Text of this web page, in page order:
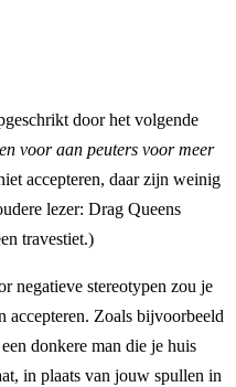
door het volgende
voor aan peuters voor meer
accepteren, daar zijn weinig
lezer: Drag Queens
travestiet.)
negatieve stereotypen zou je
accepteren. Zoals bijvoorbeeld
donkere man die je huis
in plaats van jouw spullen in